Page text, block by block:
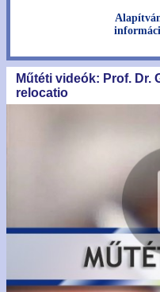
Műtéti videók: Prof. Dr.
relocatio